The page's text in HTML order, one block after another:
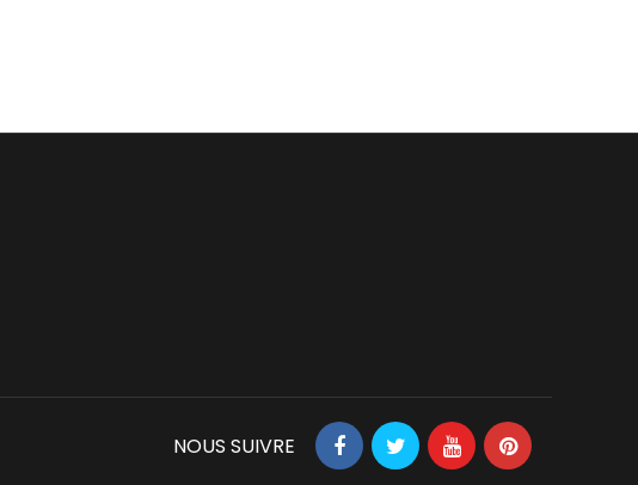
NOUS SUIVRE